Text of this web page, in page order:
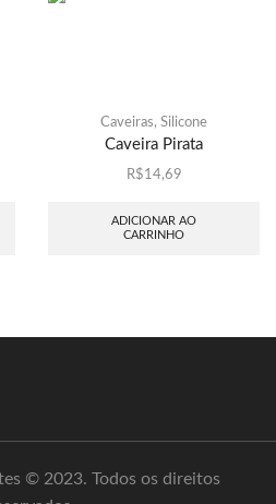
Caveiras, Silicone
Caveira Pirata
R$14,69
ADICIONAR AO
CARRINHO
© 2023. Todos os direitos